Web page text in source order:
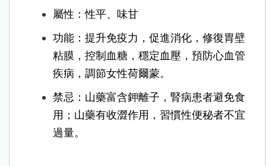
屬性：性平、味甘
功能：提升免疫力，促進消化，修復胃壁
粘膜，控制血糖，穩定血壓，預防心血管
疾病，調節女性荷爾蒙。
禁忌：山藥富含鉀離子，腎病患者避免食
用；山藥有收澀作用，習慣性便秘者不宜
過量。